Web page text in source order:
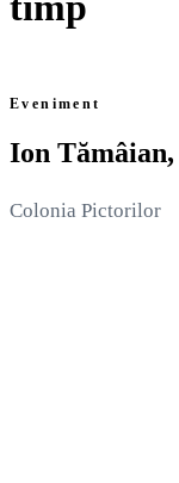
Eveniment
Ion
Colonia Pictorilor